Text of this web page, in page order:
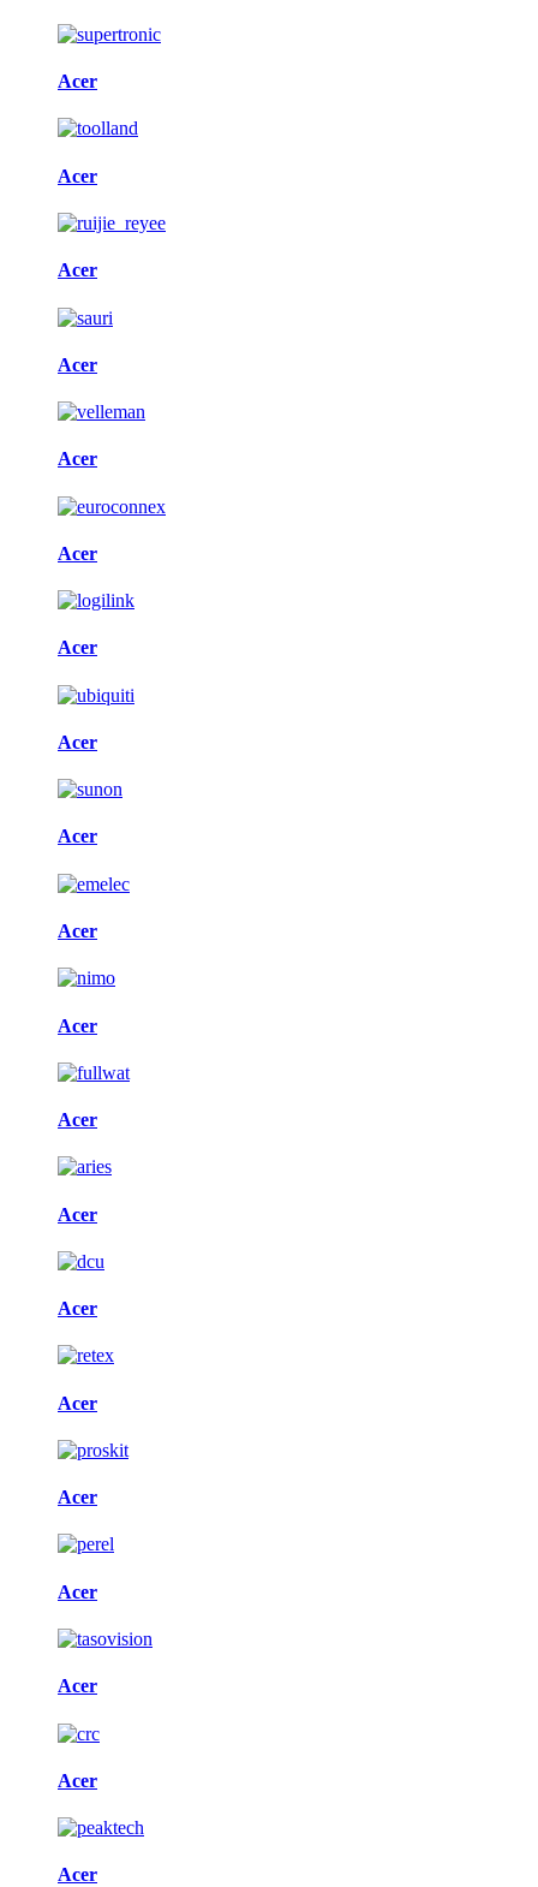
Acer
Acer
Acer
Acer
Acer
Acer
Acer
Acer
Acer
Acer
Acer
Acer
Acer
Acer
Acer
Acer
Acer
Acer
Acer
Acer